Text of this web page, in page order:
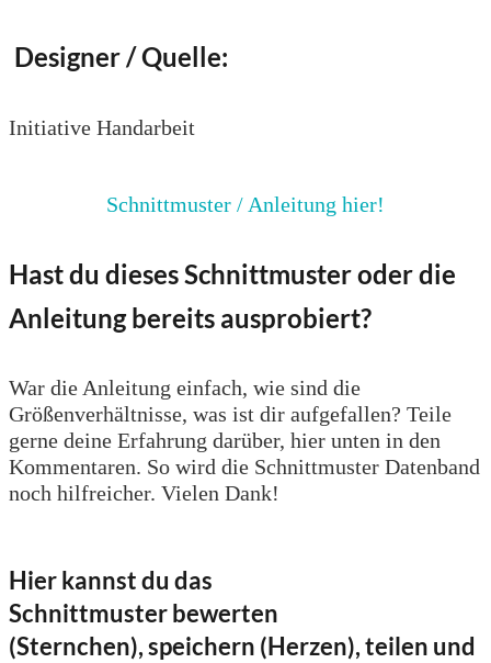
Designer / Quelle:
Initiative Handarbeit
Schnittmuster / Anleitung hier!
Hast du dieses Schnittmuster oder die
Anleitung bereits ausprobiert?
War die Anleitung einfach, wie sind die
Größenverhältnisse, was ist dir aufgefallen? Teile
gerne deine Erfahrung darüber, hier unten in den
Kommentaren. So wird die Schnittmuster Datenband
noch hilfreicher. Vielen Dank!
Hier kannst du das
Schnittmuster bewerten
(Sternchen), speichern (Herzen), teilen und